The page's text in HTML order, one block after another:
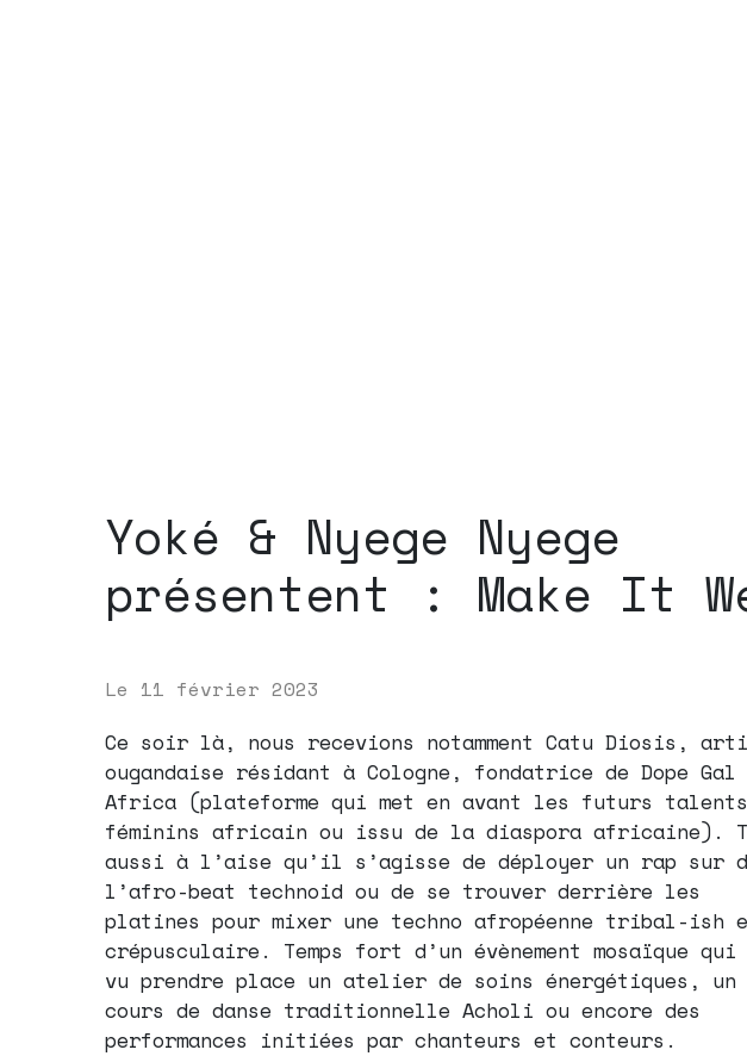
Yoké & Nyege Nyege
présentent : Make It
Le 11 février 2023
Ce soir là, nous recevions notamment Catu Diosis,
ougandaise résidant à Cologne, fondatrice de Dope Gal
Africa (plateforme qui met en avant les futurs talents
féminins africain ou issu de la diaspora africaine).
aussi à l’aise qu’il s’agisse de déployer un rap sur
l’afro-beat technoid ou de se trouver derrière les
platines pour mixer une techno afropéenne tribal-ish
crépusculaire. Temps fort d’un évènement mosaïque qui
vu prendre place un atelier de soins énergétiques, un
cours de danse traditionnelle Acholi ou encore des
performances initiées par chanteurs et conteurs.